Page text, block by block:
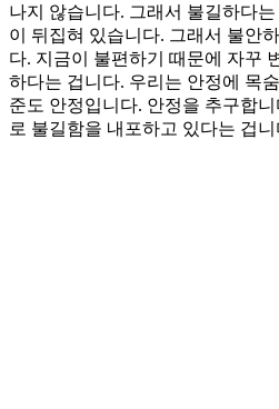
나지 않습니다. 그래서 불길하다
이 뒤집혀 있습니다. 그래서 불안
다. 지금이 불편하기 때문에 자꾸
하다는 겁니다. 우리는 안정에 목
준도 안정입니다. 안정을 추구합
로 불길함을 내포하고 있다는 겁니